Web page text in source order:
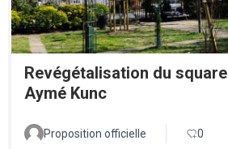
Revégétalisation du square
Aymé Kunc
Proposition officielle 0